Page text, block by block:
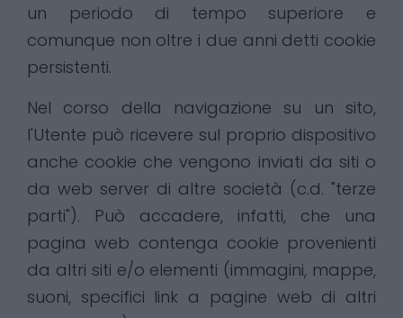
un periodo di tempo superiore e
comunque non oltre i due anni detti cookie
persistenti.
Nel corso della navigazione su un sito,
l'Utente può ricevere sul proprio dispositivo
anche cookie che vengono inviati da siti o
da web server di altre società (c.d. "terze
parti"). Può accadere, infatti, che una
pagina web contenga cookie provenienti
da altri siti e/o elementi (immagini, mappe,
suoni, specifici link a pagine web di altri